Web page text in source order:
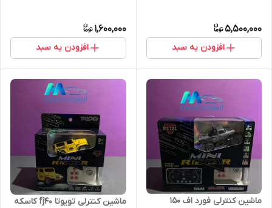
5,500,000
افزودن به سبد
1,600,000
افزودن به سبد
ماشین کنترلی فورد اف ۱۵۰
ماشین کنترلی تویوتا fj40 کاسکه